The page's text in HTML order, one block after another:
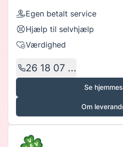
26 18 07 ...
Se
Om
Egen betalt service
Hjælp til selvhjælp
Værdighed